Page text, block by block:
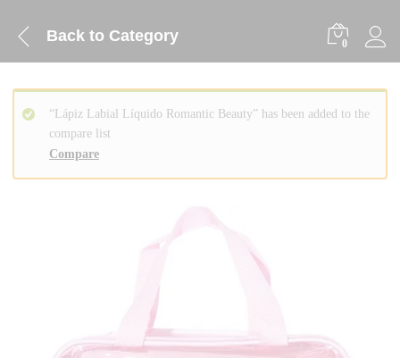
Back to Category 0
Compare
“Lápiz Labial Líquido Romantic Beauty” has been added to the
compare list